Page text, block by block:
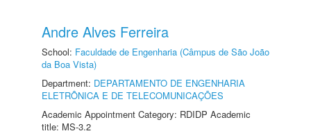
Andre Alves Ferreira
School: Faculdade de Engenharia (Câmpus de São João
da Boa Vista)
Department: DEPARTAMENTO DE ENGENHARIA
ELETRÔNICA E DE TELECOMUNICAÇÕES
Academic Appointment Category: RDIDP Academic
title: MS-3.2